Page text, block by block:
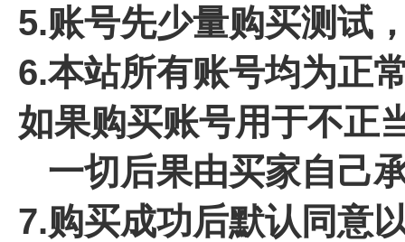
5.账号先少量购买测试
6.本站所有账号均为正
如果购买账号用于不正
一切后果由买家自己
7.购买成功后默认同意